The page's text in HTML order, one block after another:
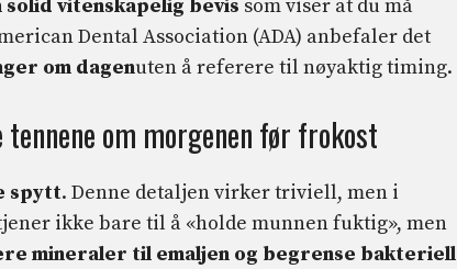
vitenskapelig bevis som viser at du må
Dental Association (ADA) anbefaler det
om dagenuten å referere til nøyaktig timing.
om morgenen før frokost
spytt. Denne detaljen virker triviell, men i
ikke bare til å «holde munnen fuktig», men
mineraler til emaljen og begrense bakteriell